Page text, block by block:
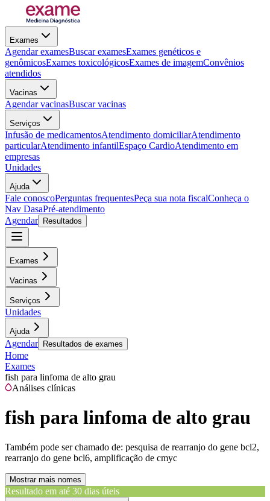
Exames
Agendar examesBuscar examesExames genéticos e
genômicosExames toxicológicosExames de imagemConvênios
atendidos
Vacinas
Agendar vacinasBuscar vacinas
Serviços
Infusão de medicamentosAtendimento domiciliarAtendimento
particularAtendimento infantilEspaço CardioAtendimento em
empresas
Unidades
Ajuda
Fale conoscoPerguntas frequentesPeça sua nota fiscalConheça o
Nav DasaPré-atendimento
Agendar
Resultados
Exames
Vacinas
Serviços
Unidades
Ajuda
Agendar Resultados de exames
Home
Exames
fish para linfoma de alto grau
Análises clínicas
fish para linfoma de alto grau
Também pode ser chamado de: pesquisa de rearranjo do gene bcl2,
rearranjo do gene bcl6, amplificação de cmyc
Mostrar mais nomes
Resultado em até 30 dias úteis